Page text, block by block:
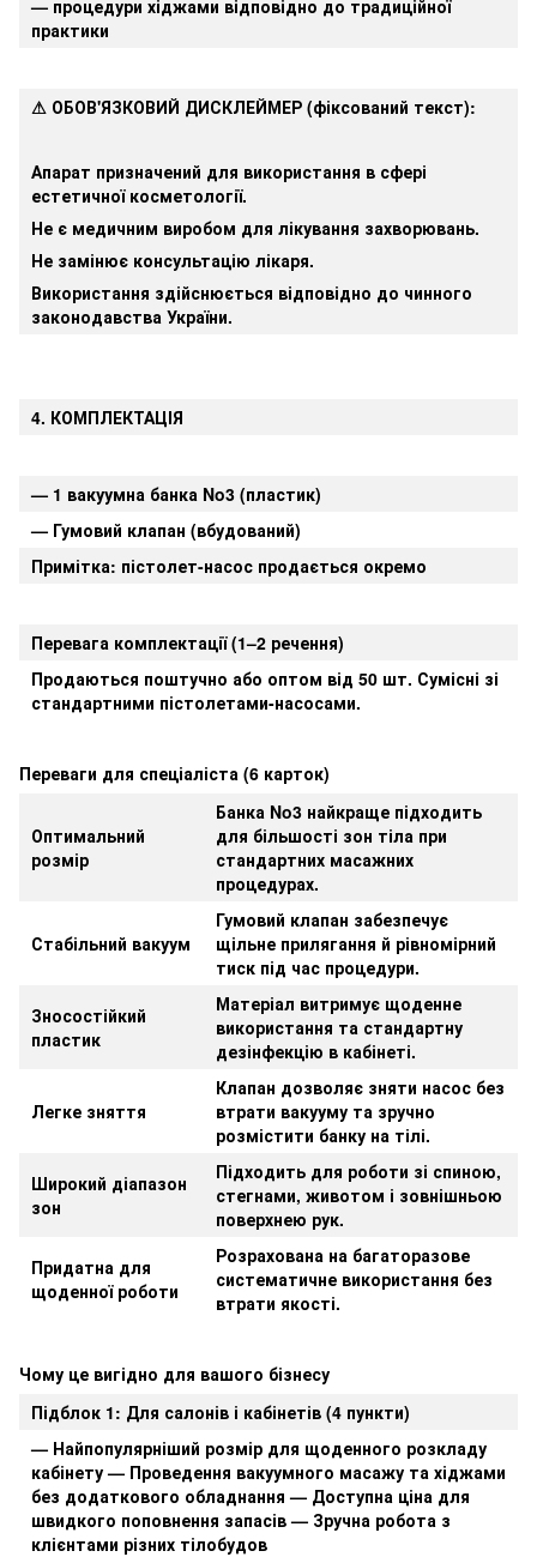
— процедури хіджами відповідно до традиційної
практики
⚠ ОБОВ'ЯЗКОВИЙ ДИСКЛЕЙМЕР (фіксований текст):
Апарат призначений для використання в сфері
естетичної косметології.
Не є медичним виробом для лікування захворювань.
Не замінює консультацію лікаря.
Використання здійснюється відповідно до чинного
законодавства України.
4. КОМПЛЕКТАЦІЯ
— 1 вакуумна банка No3 (пластик)
— Гумовий клапан (вбудований)
Примітка: пістолет-насос продається окремо
Перевага комплектації (1–2 речення)
Продаються поштучно або оптом від 50 шт. Сумісні зі
стандартними пістолетами-насосами.
Переваги для спеціаліста (6 карток)
Оптимальний
розмір
Банка No3 найкраще підходить
для більшості зон тіла при
стандартних масажних
процедурах.
Стабільний вакуум
Гумовий клапан забезпечує
щільне прилягання й рівномірний
тиск під час процедури.
Зносостійкий
пластик
Матеріал витримує щоденне
використання та стандартну
дезінфекцію в кабінеті.
Легке зняття
Клапан дозволяє зняти насос без
втрати вакууму та зручно
розмістити банку на тілі.
Широкий діапазон
зон
Підходить для роботи зі спиною,
стегнами, животом і зовнішньою
поверхнею рук.
Придатна для
щоденної роботи
Розрахована на багаторазове
систематичне використання без
втрати якості.
Чому це вигідно для вашого бізнесу
Підблок 1: Для салонів і кабінетів (4 пункти)
— Найпопулярніший розмір для щоденного розкладу
кабінету — Проведення вакуумного масажу та хіджами
без додаткового обладнання — Доступна ціна для
швидкого поповнення запасів — Зручна робота з
клієнтами різних тілобудов